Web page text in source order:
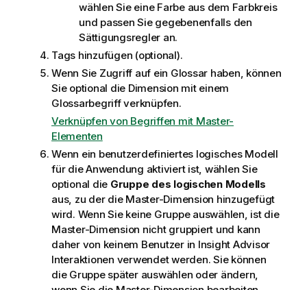
wählen Sie eine Farbe aus dem Farbkreis
und passen Sie gegebenenfalls den
Sättigungsregler an.
Tags hinzufügen (optional).
Wenn Sie Zugriff auf ein Glossar haben, können
Sie optional die Dimension mit einem
Glossarbegriff verknüpfen.
Verknüpfen von Begriffen mit Master-
Elementen
Wenn ein benutzerdefiniertes logisches Modell
für die Anwendung aktiviert ist, wählen Sie
optional die Gruppe des logischen Modells
aus, zu der die Master-Dimension hinzugefügt
wird. Wenn Sie keine Gruppe auswählen, ist die
Master-Dimension nicht gruppiert und kann
daher von keinem Benutzer in Insight Advisor
Interaktionen verwendet werden. Sie können
die Gruppe später auswählen oder ändern,